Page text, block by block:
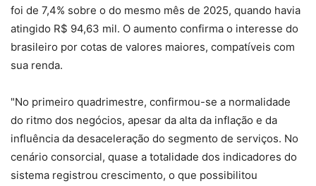
foi de 7,4% sobre o do mesmo mês de 2025, quando havia
atingido R$ 94,63 mil. O aumento confirma o interesse do
brasileiro por cotas de valores maiores, compatíveis com
sua renda.
"No primeiro quadrimestre, confirmou-se a normalidade
do ritmo dos negócios, apesar da alta da inflação e da
influência da desaceleração do segmento de serviços. No
cenário consorcial, quase a totalidade dos indicadores do
sistema registrou crescimento, o que possibilitou